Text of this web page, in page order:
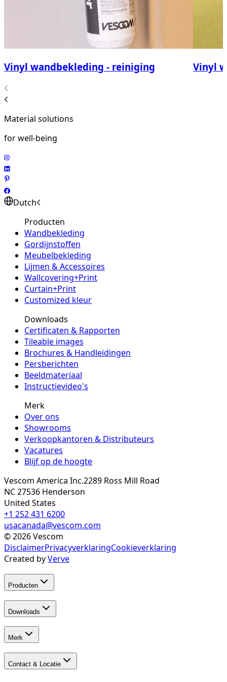
Vinyl wandbekleding - reiniging Vinyl
Material solutions
for well-being
Dutch
Producten
Wandbekleding
Gordijnstoffen
Meubelbekleding
Lijmen & Accessoires
Wallcovering+Print
Curtain+Print
Customized kleur
Downloads
Certificaten & Rapporten
Tileable images
Brochures & Handleidingen
Persberichten
Beeldmateriaal
Instructievideo's
Merk
Over ons
Showrooms
Verkoopkantoren & Distributeurs
Vacatures
Blijf op de hoogte
Vescom America Inc.2289 Ross Mill Road
NC 27536 Henderson
United States
+1 252 431 6200
usacanada@vescom.com
©2026Vescom
DisclaimerPrivacyverklaringCookieverklaring
Created byVerve
Producten
Downloads
Merk
Contact & Locatie